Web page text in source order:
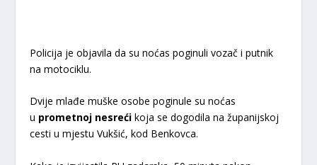
Policija je objavila da su noćas poginuli vozač i putnik
na motociklu.
Dvije mlađe muške osobe poginule su noćas
u prometnoj nesreći koja se dogodila na županijskoj
cesti u mjestu Vukšić, kod Benkovca.